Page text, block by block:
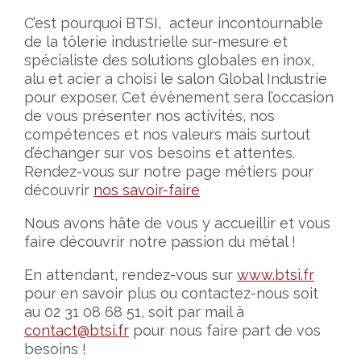
C’est pourquoi BTSI, acteur incontournable
de la tôlerie industrielle sur-mesure et
spécialiste des solutions globales en inox,
alu et acier a choisi le salon Global Industrie
pour exposer. Cet évènement sera l’occasion
de vous présenter nos activités, nos
compétences et nos valeurs mais surtout
d’échanger sur vos besoins et attentes.
Rendez-vous sur notre page métiers pour
découvrir nos savoir-faire
Nous avons hâte de vous y accueillir et vous
faire découvrir notre passion du métal !
En attendant, rendez-vous sur www.btsi.fr
pour en savoir plus ou contactez-nous soit
au 02 31 08 68 51, soit par mail à
contact@btsi.fr pour nous faire part de vos
besoins !